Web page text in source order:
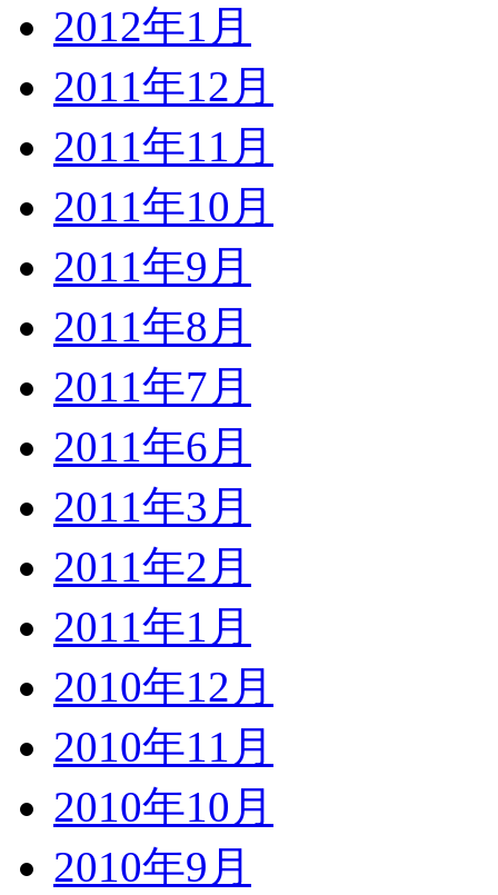
2012年1月
2011年12月
2011年11月
2011年10月
2011年9月
2011年8月
2011年7月
2011年6月
2011年3月
2011年2月
2011年1月
2010年12月
2010年11月
2010年10月
2010年9月